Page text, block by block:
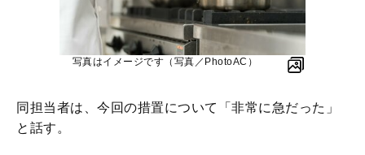
写真はイメージです（写真／PhotoAC）
同担当者は、今回の措置について「非常に急だった」
と話す。